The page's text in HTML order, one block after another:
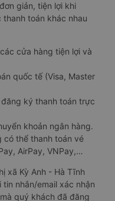
giản, tiện lợi khi
toán khác nhau
cửa hàng tiện lợi và
quốc tế (Visa, Master
ký thanh toán trực
khoản ngân hàng.
có thể thanh toán vé
AirPay, VNPay,…
xã Kỳ Anh - Hà Tĩnh
tin nhắn/email xác nhận
quý khách đã đăng